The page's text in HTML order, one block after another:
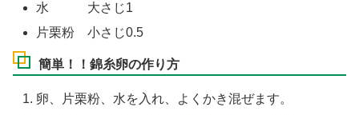
水 大さじ1
片栗粉 小さじ0.5
簡単！！錦糸卵の作り方
卵、片栗粉、水を入れ、よくかき混ぜます。